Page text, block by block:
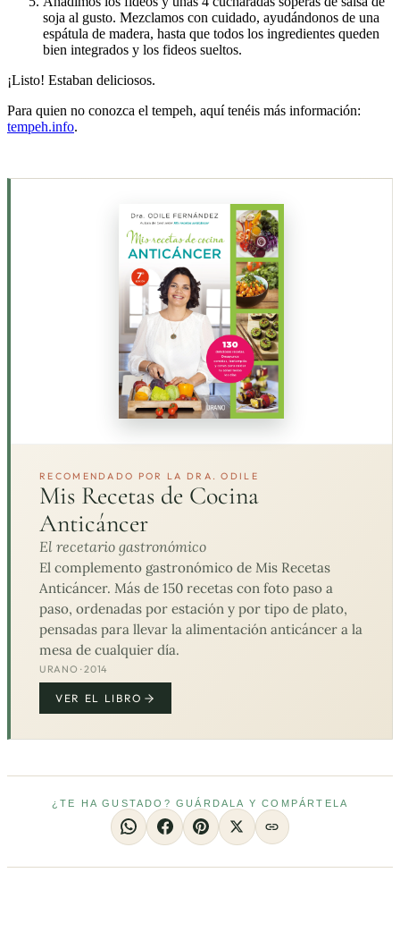
soja al gusto. Mezclamos con cuidado, ayudándonos de una
espátula de madera, hasta que todos los ingredientes queden
bien integrados y los fideos sueltos.
¡Listo! Estaban deliciosos.
Para quien no conozca el tempeh, aquí tenéis más información:
tempeh.info.
RECOMENDADO POR LA DRA. ODILE
Mis Recetas de Cocina
Anticáncer
El recetario gastronómico
El complemento gastronómico de Mis Recetas
Anticáncer. Más de 150 recetas con foto paso a
paso, ordenadas por estación y por tipo de plato,
pensadas para llevar la alimentación anticáncer a la
mesa de cualquier día.
URANO · 2014
VER EL LIBRO
¿TE HA GUSTADO? GUÁRDALA Y COMPÁRTELA